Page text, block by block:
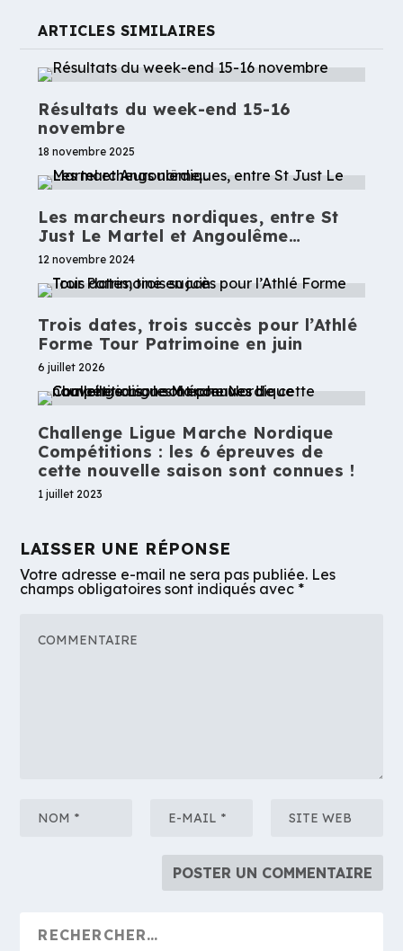
ARTICLES SIMILAIRES
Résultats du week-end 15-16
novembre
18 novembre 2025
Les marcheurs nordiques, entre St
Just Le Martel et Angoulême…
12 novembre 2024
Trois dates, trois succès pour l’Athlé
Forme Tour Patrimoine en juin
6 juillet 2026
Challenge Ligue Marche Nordique
Compétitions : les 6 épreuves de
cette nouvelle saison sont connues !
1 juillet 2023
LAISSER UNE RÉPONSE
Votre adresse e-mail ne sera pas publiée. Les
champs obligatoires sont indiqués avec *